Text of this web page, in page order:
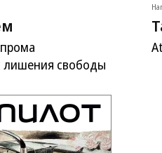
лишения свободы